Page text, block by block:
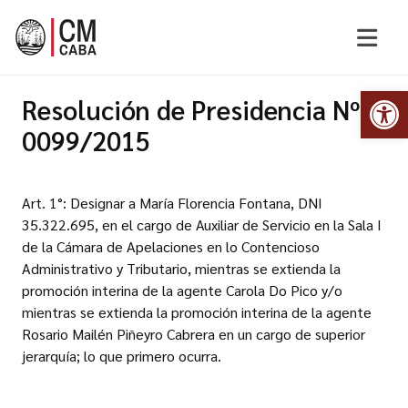
Resolución de Presidencia Nº
0099/2015
Art. 1°: Designar a María Florencia Fontana, DNI
35.322.695, en el cargo de Auxiliar de Servicio en la Sala I
de la Cámara de Apelaciones en lo Contencioso
Administrativo y Tributario, mientras se extienda la
promoción interina de la agente Carola Do Pico y/o
mientras se extienda la promoción interina de la agente
Rosario Mailén Piñeyro Cabrera en un cargo de superior
jerarquía; lo que primero ocurra.